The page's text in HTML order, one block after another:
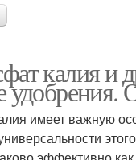
калия и
имеет важную